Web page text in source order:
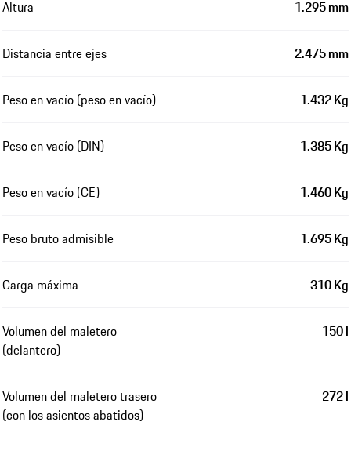
Altura 1.295 mm
Distancia entre ejes 2.475 mm
Peso en vacío (peso en vacío) 1.432 Kg
Peso en vacío (DIN) 1.385 Kg
Peso en vacío (CE) 1.460 Kg
Peso bruto admisible 1.695 Kg
Carga máxima 310 Kg
Volumen del maletero
(delantero)
150 l
Volumen del maletero trasero
(con los asientos abatidos)
272 l